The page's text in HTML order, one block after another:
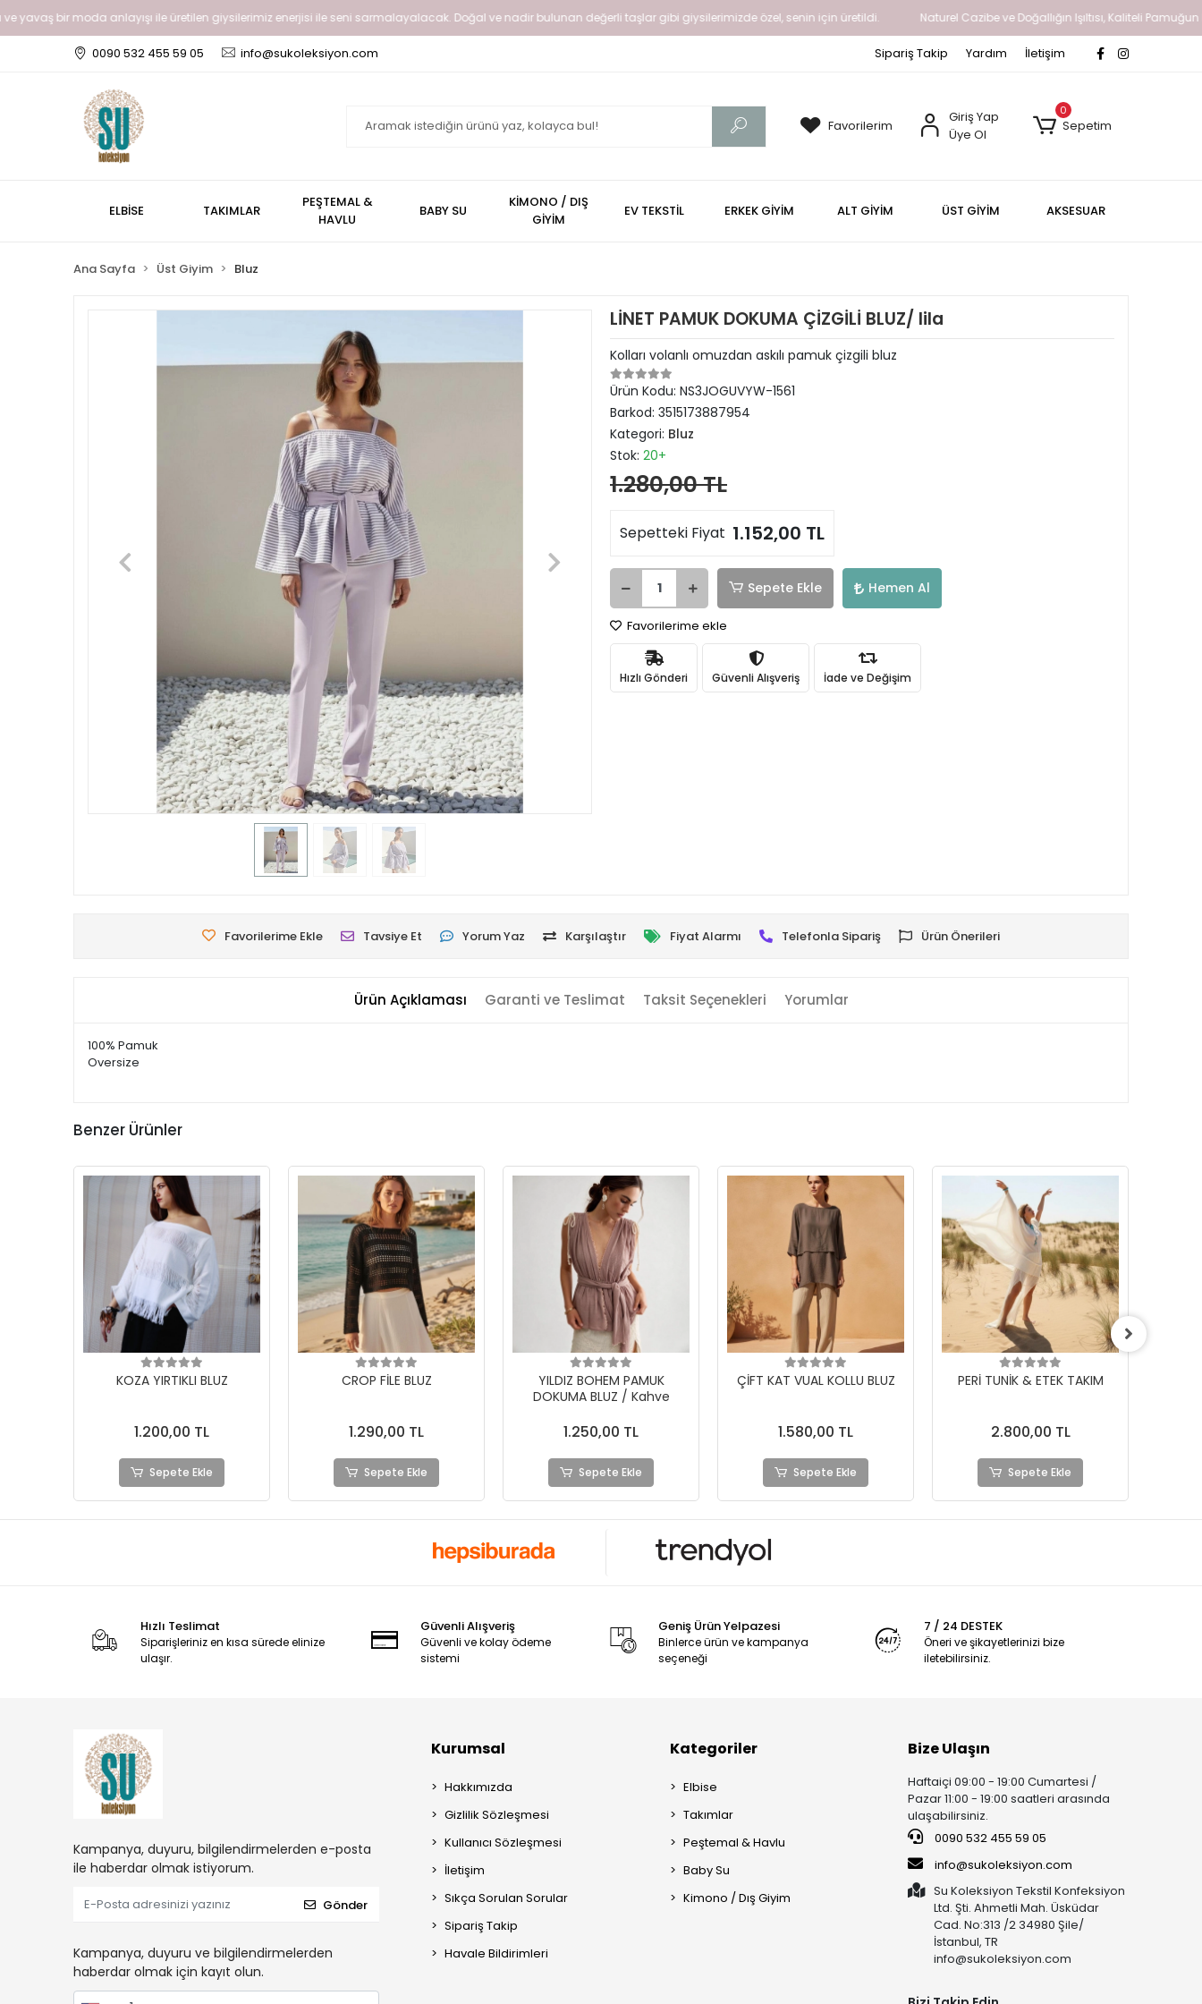
ve yavaş bir moda anlayışı ile üretilen giysilerimiz enerjisi ile seni sarmalayalacak. Doğal ve nadir bulunan değerli taşlar gibi giysilerimizde özel, senin için üretildi. Naturel Cazibe ve Doğallığın Işıltısı, Kaliteli Pamuğun
0090 532 455 59 05 info@sukoleksiyon.com Sipariş Takip Yardım İletişim
Favorilerim
Giriş Yap
Üye Ol
0
Sepetim
ELBİSE TAKIMLAR
PEŞTEMAL &
HAVLU
BABY SU
KİMONO / DIŞ
GİYİM
EV TEKSTİL ERKEK GİYİM ALT GİYİM ÜST GİYİM AKSESUAR
Ana Sayfa Üst Giyim Bluz
LİNET PAMUK DOKUMA ÇİZGİLİ BLUZ/ lila
Kolları volanlı omuzdan askılı pamuk çizgili bluz
Ürün Kodu: NS3JOGUVYW-1561
Barkod: 3515173887954
Kategori: Bluz
Stok: 20+
1.280,00 TL
Sepetteki Fiyat 1.152,00 TL
Sepete Ekle Hemen Al
Favorilerime ekle
Hızlı Gönderi Güvenli Alışveriş İade ve Değişim
Favorilerime Ekle Tavsiye Et Yorum Yaz Karşılaştır Fiyat Alarmı Telefonla Sipariş Ürün Önerileri
Ürün Açıklaması Garanti ve Teslimat Taksit Seçenekleri Yorumlar
100% Pamuk
Oversize
Benzer Ürünler
KOZA YIRTIKLI BLUZ
1.200,00 TL
Sepete Ekle
CROP FİLE BLUZ
1.290,00 TL
Sepete Ekle
YILDIZ BOHEM PAMUK
DOKUMA BLUZ / Kahve
1.250,00 TL
Sepete Ekle
ÇİFT KAT VUAL KOLLU BLUZ
1.580,00 TL
Sepete Ekle
PERİ TUNİK & ETEK TAKIM
2.800,00 TL
Sepete Ekle
Hızlı Teslimat
Siparişleriniz en kısa sürede elinize
ulaşır.
Güvenli Alışveriş
Güvenli ve kolay ödeme
sistemi
Geniş Ürün Yelpazesi
Binlerce ürün ve kampanya
seçeneği
7 / 24 DESTEK
Öneri ve şikayetlerinizi bize
iletebilirsiniz.
Kampanya, duyuru, bilgilendirmelerden e-posta
ile haberdar olmak istiyorum.
Gönder
Kampanya, duyuru ve bilgilendirmelerden
haberdar olmak için kayıt olun.
Kurumsal
Hakkımızda
Gizlilik Sözleşmesi
Kullanıcı Sözleşmesi
İletişim
Sıkça Sorulan Sorular
Sipariş Takip
Havale Bildirimleri
Kategoriler
Elbise
Takımlar
Peştemal & Havlu
Baby Su
Kimono / Dış Giyim
Bize Ulaşın
Haftaiçi 09:00 - 19:00 Cumartesi /
Pazar 11:00 - 19:00 saatleri arasında
ulaşabilirsiniz.
0090 532 455 59 05
info@sukoleksiyon.com
Su Koleksiyon Tekstil Konfeksiyon
Ltd. Şti. Ahmetli Mah. Üsküdar
Cad. No:313 /2 34980 Şile/
İstanbul, TR
info@sukoleksiyon.com